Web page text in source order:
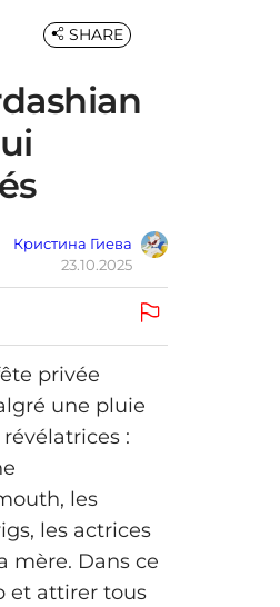
Кристина Гиева
23.10.2025
SHARE
privée
une pluie
:
les
les actrices
mère. Dans ce
et attirer tous